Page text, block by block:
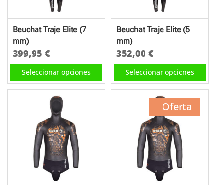
elegir
en
la
de
producto
elegir
en
la
de
producto
Beuchat Traje Elite (7
mm)
399,95 €
Seleccionar opciones
Este
producto
tiene
múltiples
variantes.
Las
opciones
se
pueden
elegir
Beuchat Traje Elite (5
mm)
352,00€
Seleccionar opciones
Este
producto
tiene
múltiples
variantes.
Las
opciones
se
pueden
elegir
25% off
Oferta